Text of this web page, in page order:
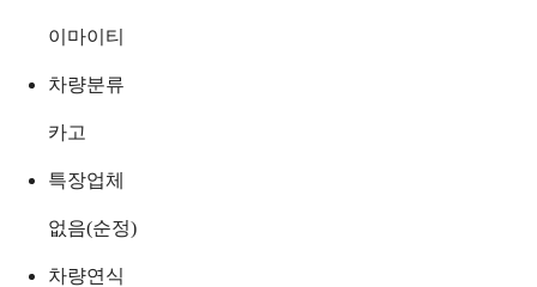
이마이티
차량분류
카고
특장업체
없음(순정)
차량연식